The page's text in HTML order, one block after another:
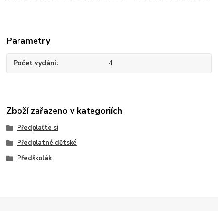
Parametry
Počet vydání 4
Zboží zařazeno v kategoriích
Předplaťte si
Předplatné dětské
Předškolák